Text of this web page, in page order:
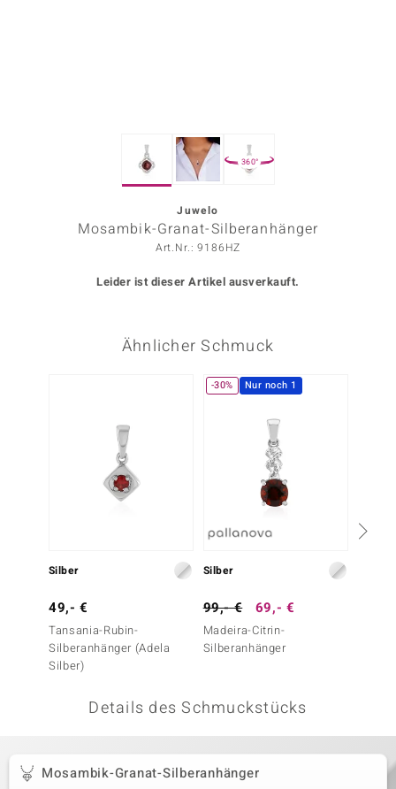
BY DE MELO
Collection
360°
Juwelo
Mosambik-Granat-Silberanhänger
Art.Nr.: 9186HZ
Leider ist dieser Artikel ausverkauft.
Ähnlicher Schmuck
Silber
49,- €
Tansania-Rubin-
Silberanhänger (Adela
Silber)
-30% Nur noch 1
Silber
99,- € 69,- €
Madeira-Citrin-
Silberanhänger
Details des Schmuckstücks
Mosambik-Granat-Silberanhänger